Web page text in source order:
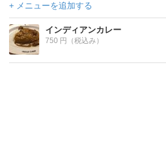
+ メニューを追加する
インディアンカレー
750 円（税込み）